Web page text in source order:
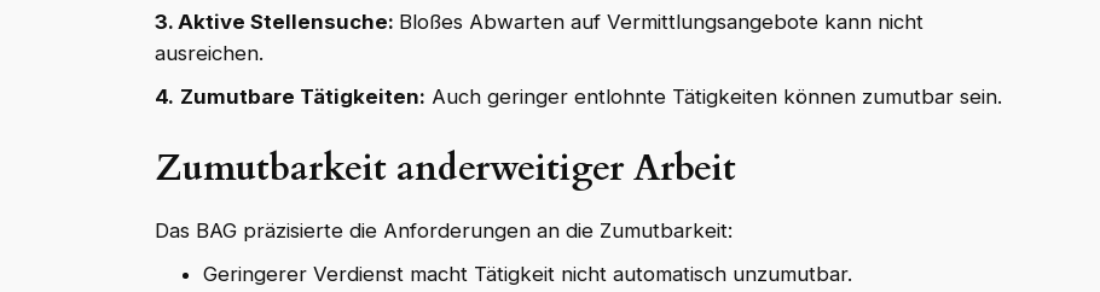
3. Aktive Stellensuche: Bloßes Abwarten auf Vermittlungsangebote kann nicht
ausreichen.
4. Zumutbare Tätigkeiten: Auch geringer entlohnte Tätigkeiten können zumutbar sein.
Zumutbarkeit anderweitiger Arbeit
Das BAG präzisierte die Anforderungen an die Zumutbarkeit:
Geringerer Verdienst macht Tätigkeit nicht automatisch unzumutbar.